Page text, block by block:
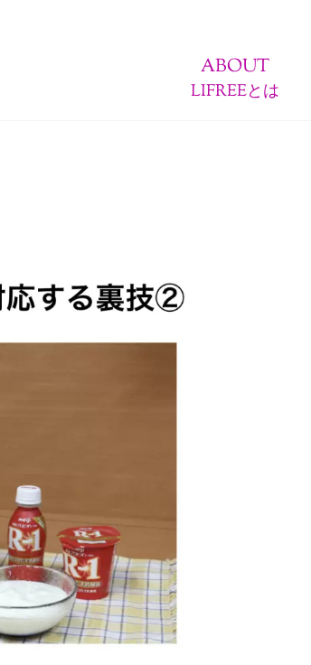
ABOUT
LIFREEとは